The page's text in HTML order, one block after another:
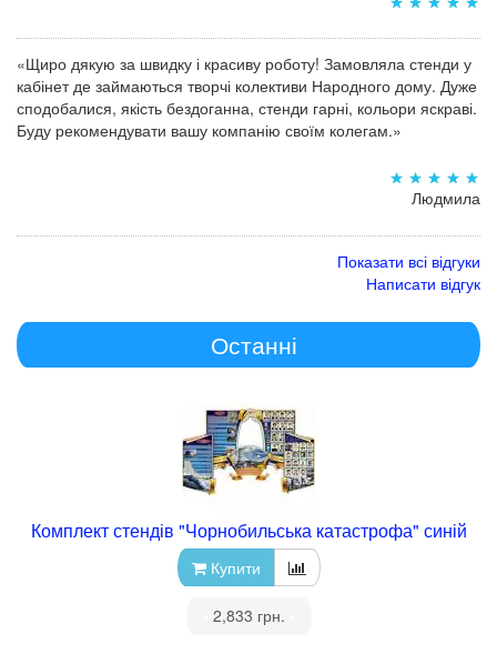
«Щиро дякую за швидку і красиву роботу! Замовляла стенди у
кабінет де займаються творчі колективи Народного дому. Дуже
сподобалися, якість бездоганна, стенди гарні, кольори яскраві.
Буду рекомендувати вашу компанію своїм колегам.»
Людмила
Показати всі відгуки
Написати відгук
Останні
Комплект стендів "Чорнобильська катастрофа" синій
Купити
2,833 грн.